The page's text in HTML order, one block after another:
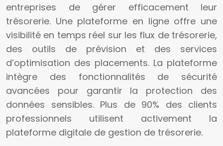
entreprises de gérer efficacement leur
trésorerie. Une plateforme en ligne offre une
visibilité en temps réel sur les flux de trésorerie,
des outils de prévision et des services
d’optimisation des placements. La plateforme
intègre des fonctionnalités de sécurité
avancées pour garantir la protection des
données sensibles. Plus de 90% des clients
professionnels utilisent activement la
plateforme digitale de gestion de trésorerie.